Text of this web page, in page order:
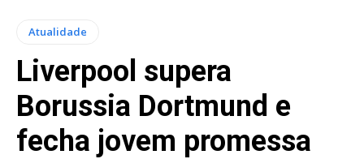
Atualidade
Liverpool supera
Borussia Dortmund e
fecha jovem promessa